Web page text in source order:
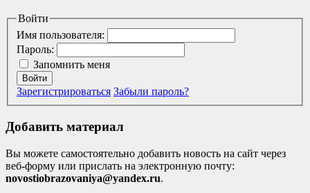
Войти
Имя пользователя:
Пароль:
Запомнить меня
Войти
Зарегистрироваться Забыли пароль?
Добавить материал
Вы можете самостоятельно добавить новость на сайт через
веб-форму или прислать на электронную почту:
novostiobrazovaniya@yandex.ru.